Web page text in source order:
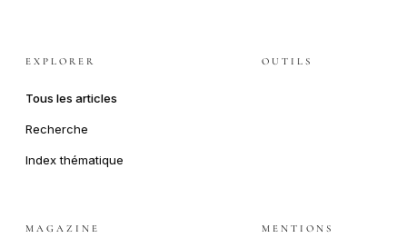
EXPLORER
Tous les articles
Recherche
Index thématique
OUTILS
MAGAZINE MENTIONS